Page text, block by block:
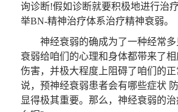
询诊断!假如诊断就要积极地进行治
举BN-精神治疗体系治疗精神衰弱。
神经衰弱的确成为了一种经常多
衰弱给咱们的心理和身体都带来了
伤害，并极大程度上阻碍了咱们的
说，预神经衰弱患者会有哪些症状
显得极其重要。那么，神经衰弱的